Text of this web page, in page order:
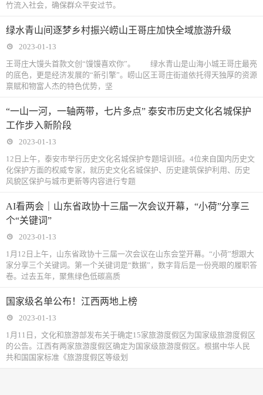
竹流入社会，确保群众平安过节。
绿水青山间逐梦乡村振兴崂山王哥庄加快全域旅游升级
2023-01-13
王哥庄大馒头首款文创“馒馒喜欢你”。 绿水青山是山海小城王哥庄最亮
的底色，更是经济发展的“新引擎”。崂山区王哥庄街道依托得天独厚的资源
禀赋和物富人杰的特色优势，坚
“一山一河，一轴两带，七片多点” 泰安市历史文化名城保护
工作步入新阶段
2023-01-13
12日上午，泰安市举行历史文化名城保护专题培训班。4位来自国内历史文
化保护方面的权威专家，就历史文化名城保护、历史建筑保护利用、历史
风貌区保护与城市更新等内容进行专题
AI看两会｜山东省政协十三届一次会议开幕，“小荷”分享三
个“关键词”
2023-01-13
1月12日上午，山东省政协十三届一次会议在山东会堂开幕。“小荷”想跟大
家分享三个关键词。第一个关键词是“数据”，数字背后是一份亮眼的履职答
卷。过去五年，聚焦绿色低碳高质
国家级名单公布！江西两地上榜
2023-01-13
1月11日，文化和旅游部发布关于确定15家旅游度假区为国家级旅游度假区
的公告。江西有两家旅游度假区确定为国家级旅游度假区。根据中华人民
共和国国家标准《旅游度假区等级划